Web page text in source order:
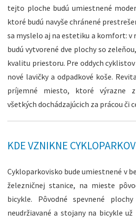
tejto ploche budú umiestnené
ktoré budú navyše chránené
sa myslelo aj na estetiku a komfort: v
budú vytvorené dve plochy so
kvalitu priestoru. Pre oddych cyklistov
nové lavičky a odpadkové koše.
príjemné miesto, ktoré výrazne
všetkých dochádzajúcich za prácou či
KDE VZNIKNE
Cykloparkovisko bude umiestnené v
železničnej stanice, na mieste
bicykle. Pôvodné spevnené
neudržiavané a stojany na bicykle už